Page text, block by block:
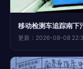
移动检测车追踪南下
更新：2026-08-08